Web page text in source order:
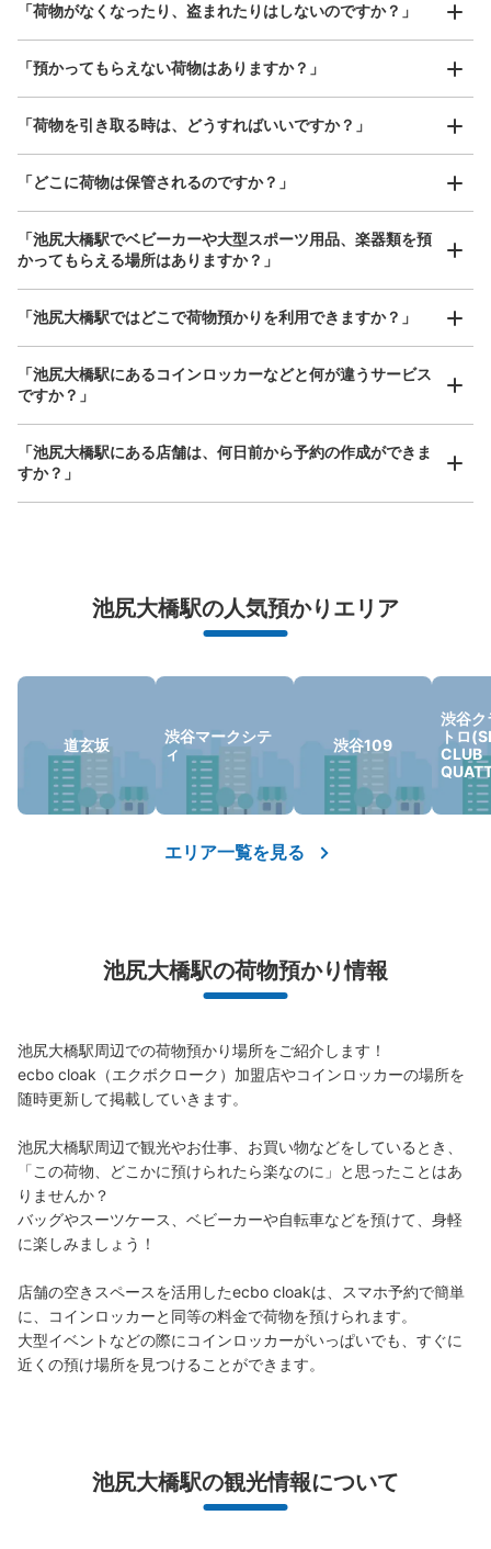
お店で荷物の写真を
好立地 / 好条件店舗も多数
荷物の破損、盗難等万が一に備えた保証も完備で安心
「荷物がなくなったり、盗まれたりはしないのですか？」
「預かってもらえない荷物はありますか？」
「荷物を引き取る時は、どうすればいいですか？」
「どこに荷物は保管されるのですか？」
「池尻大橋駅でベビーカーや大型スポーツ用品、楽器類を預
かってもらえる場所はありますか？」
「池尻大橋駅ではどこで荷物預かりを利用できますか？」
「池尻大橋駅にあるコインロッカーなどと何が違うサービス
ですか？」
「池尻大橋駅にある店舗は、何日前から予約の作成ができま
すか？」
池尻大橋駅の人気預かりエリア
道玄坂
渋谷マークシテ
ィ
渋谷109
渋谷ク
トロ
CLUB
エリア一覧を見る
池尻大橋駅の荷物預かり情報
池尻大橋駅周辺での荷物預かり場所をご紹介します！
ecbo cloak（エクボクローク）加盟店やコインロッカーの場所を
随時更新して掲載していきます。
池尻大橋駅周辺で観光やお仕事、お買い物などをしているとき、
「この荷物、どこかに預けられたら楽なのに」と思ったことはあ
りませんか？
バッグやスーツケース、ベビーカーや自転車などを預けて、身軽
に楽しみましょう！
店舗の空きスペースを活用したecbo cloakは、スマホ予約で簡単
に、コインロッカーと同等の料金で荷物を預けられます。
大型イベントなどの際にコインロッカーがいっぱいでも、すぐに
近くの預け場所を見つけることができます。
池尻大橋駅の観光情報について